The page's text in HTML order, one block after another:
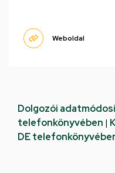
Weboldal
Dolgozói
telefonkönyvében |
DE